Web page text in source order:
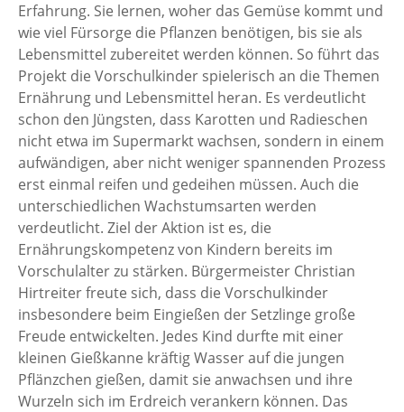
Erfahrung. Sie lernen, woher das Gemüse kommt und
wie viel Fürsorge die Pflanzen benötigen, bis sie als
Lebensmittel zubereitet werden können. So führt das
Projekt die Vorschulkinder spielerisch an die Themen
Ernährung und Lebensmittel heran. Es verdeutlicht
schon den Jüngsten, dass Karotten und Radieschen
nicht etwa im Supermarkt wachsen, sondern in einem
aufwändigen, aber nicht weniger spannenden Prozess
erst einmal reifen und gedeihen müssen. Auch die
unterschiedlichen Wachstumsarten werden
verdeutlicht. Ziel der Aktion ist es, die
Ernährungskompetenz von Kindern bereits im
Vorschulalter zu stärken. Bürgermeister Christian
Hirtreiter freute sich, dass die Vorschulkinder
insbesondere beim Eingießen der Setzlinge große
Freude entwickelten. Jedes Kind durfte mit einer
kleinen Gießkanne kräftig Wasser auf die jungen
Pflänzchen gießen, damit sie anwachsen und ihre
Wurzeln sich im Erdreich verankern können. Das